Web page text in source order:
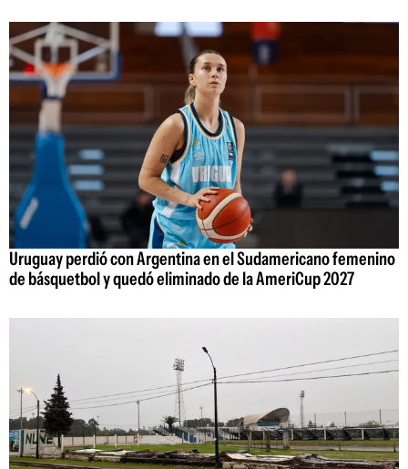
Uruguay perdió con Argentina en el Sudamericano femenino
de básquetbol y quedó eliminado de la AmeriCup 2027